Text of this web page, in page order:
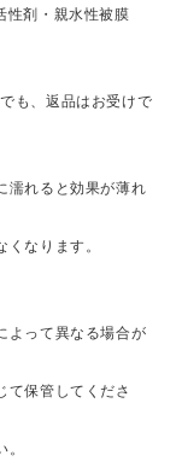
剤・親水性被膜
も、返品はお受けで
濡れると効果が薄れ
なります。
よって異なる場合が
て保管してくださ